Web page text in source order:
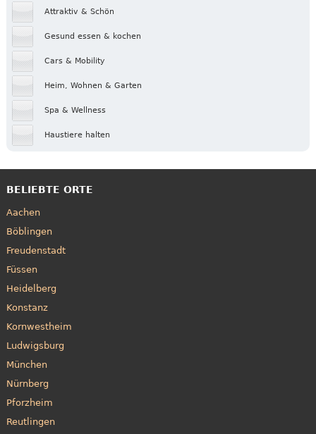
Attraktiv & Schön
Gesund essen & kochen
Cars & Mobility
Heim, Wohnen & Garten
Spa & Wellness
Haustiere halten
BELIEBTE ORTE
Aachen
Böblingen
Freudenstadt
Füssen
Heidelberg
Konstanz
Kornwestheim
Ludwigsburg
München
Nürnberg
Pforzheim
Reutlingen